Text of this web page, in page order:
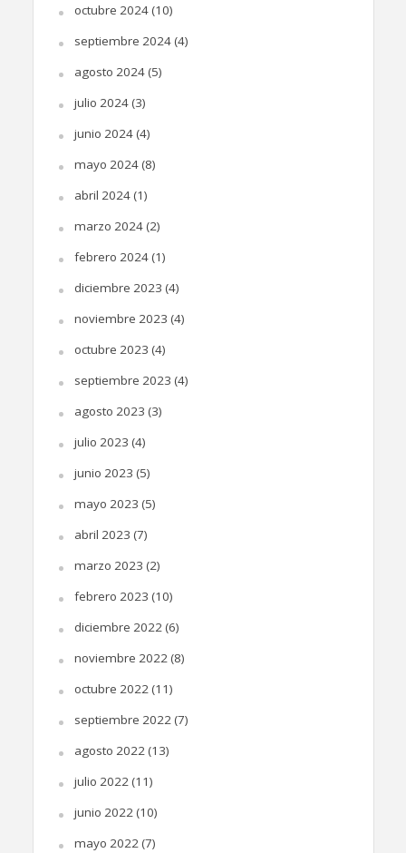
octubre 2024(10)
septiembre 2024(4)
agosto 2024(5)
julio 2024(3)
junio 2024(4)
mayo 2024(8)
abril 2024(1)
marzo 2024(2)
febrero 2024(1)
diciembre 2023 (4)
noviembre 2023 (4)
octubre 2023 (4)
septiembre 2023 (4)
agosto 2023 (3)
julio 2023 (4)
junio 2023 (5)
mayo 2023 (5)
abril 2023 (7)
marzo 2023 (2)
febrero 2023 (10)
diciembre 2022(6)
noviembre 2022(8)
octubre 2022(11)
septiembre 2022(7)
agosto 2022(13)
julio 2022(11)
junio 2022(10)
mayo 2022(7)